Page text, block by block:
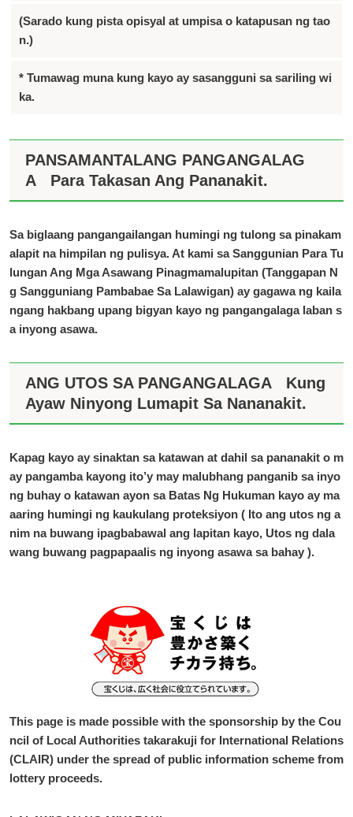
(Sarado kung pista opisyal at umpisa o katapusan ng tao
n.)
* Tumawag muna kung kayo ay sasangguni sa sariling wi
ka.
PANSAMANTALANG PANGANGALAG
APara Takasan Ang Pananakit.
Sa biglaang pangangailangan humingi ng tulong sa pinakam
alapit na himpilan ng pulisya. At kami sa Sanggunian Para Tu
lungan Ang Mga Asawang Pinagmamalupitan (Tanggapan N
g Sangguniang Pambabae Sa Lalawigan) ay gagawa ng kaila
ngang hakbang upang bigyan kayo ng pangangalaga laban s
a inyong asawa.
ANG UTOS SA PANGANGALAGAKung
Ayaw Ninyong Lumapit Sa Nananakit.
Kapag kayo ay sinaktan sa katawan at dahil sa pananakit o m
ay pangamba kayong ito’y may malubhang panganib sa inyo
ng buhay o katawan ayon sa Batas Ng Hukuman kayo ay ma
aaring humingi ng kaukulang proteksiyon ( Ito ang utos ng a
nim na buwang ipagbabawal ang lapitan kayo, Utos ng dala
wang buwang pagpapaalis ng inyong asawa sa bahay ).
This page is made possible with the sponsorship by the Cou
ncil of Local Authorities takarakuji for International Relations
(CLAIR) under the spread of public information scheme from
lottery proceeds.